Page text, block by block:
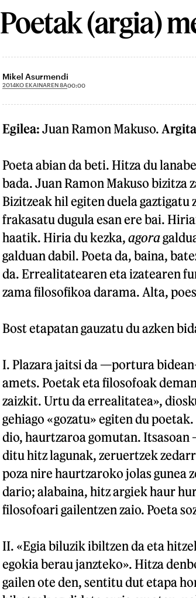
Poetak (argia)
Mikel Asurmendi
2014KO EKAINAREN 8A00:00
Egilea: Juan Ramon Makuso.
Poeta abian da beti. Hitza du
bada. Juan Ramon Makuso bizitza
Bizitzeak hil egiten duela
frakasatu dugula esan ere bai.
haatik. Hiria du kezka, agora
galduan dabil. Poeta da, baina,
da. Errealitatearen eta izatearen
zama filosofikoa darama. Alta,
Bost etapatan gauzatu du azken
I. Plazara jaitsi da —portura
amets. Poetak eta filosofoak
zaizkit. Urtu da errealitatea»,
gehiago «gozatu» egiten du
dio, haurtzaroa gomutan.
ditu hitz lagunak, zeruertzek
poza nire haurtzaroko jolas gunea
dario; alabaina, hitz argiek haur
filosofoari gailentzen zaio. Poeta
II. «Egia biluzik ibiltzen da eta
egokia berau janzteko». Hitza
gailen ote den, sentitu dut etapa